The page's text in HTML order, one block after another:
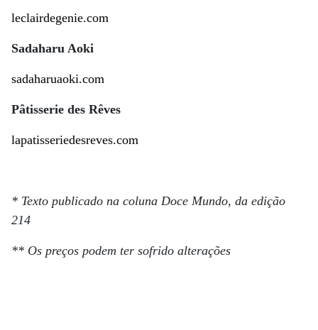
leclairdegenie.com
Sadaharu Aoki
sadaharuaoki.com
Pâtisserie des Rêves
lapatisseriedesreves.com
* Texto publicado na coluna Doce Mundo, da edição
214
** Os preços podem ter sofrido alterações